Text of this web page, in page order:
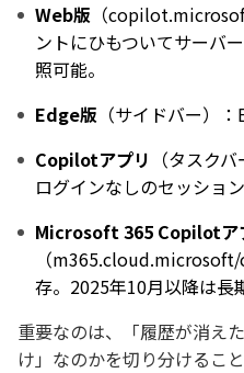
Web版 （
ントにひもついてサーバ
照可能。
Edge版 （サイドバー）
Copilotアプリ （タスク
ログインなしのセッショ
Microsoft 365 Copilotア
（
存。2025年10月以降は長
重要なのは、「履歴が消え
け」なのかを切り分けること